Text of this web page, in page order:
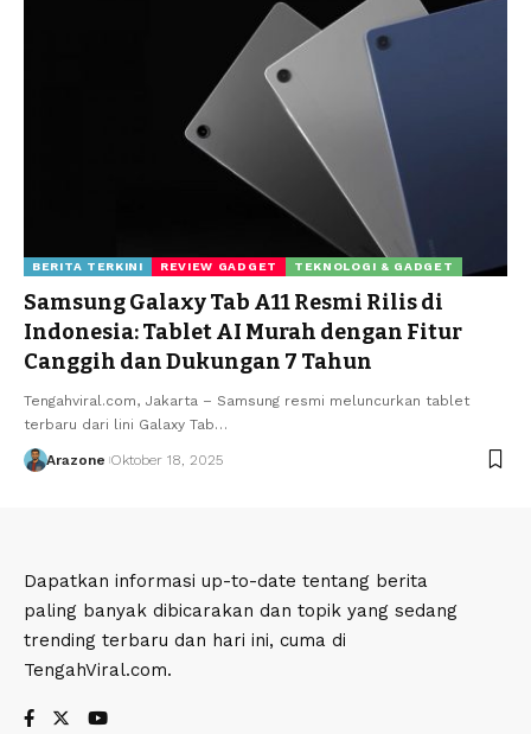
BERITA TERKINI REVIEW GADGET TEKNOLOGI & GADGET
Samsung Galaxy Tab A11 Resmi Rilis di
Indonesia: Tablet AI Murah dengan Fitur
Canggih dan Dukungan 7 Tahun
Tengahviral.com, Jakarta – Samsung resmi meluncurkan tablet
terbaru dari lini Galaxy Tab…
Arazone Oktober 18, 2025
Dapatkan informasi up-to-date tentang berita
paling banyak dibicarakan dan topik yang sedang
trending terbaru dan hari ini, cuma di
TengahViral.com.